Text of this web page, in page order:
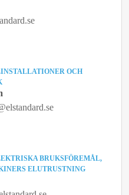
OCH
BRUKSFÖREMÅL,
ELUTRUSTNING